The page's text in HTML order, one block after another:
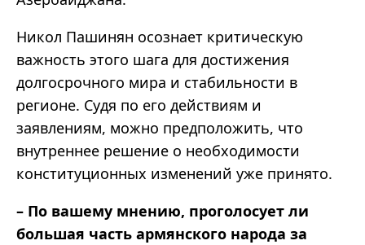
Никол Пашинян осознает критическую
важность этого шага для достижения
долгосрочного мира и стабильности в
регионе. Судя по его действиям и
заявлениям, можно предположить, что
внутреннее решение о необходимости
конституционных изменений уже принято.
– По вашему мнению, проголосует ли
большая часть армянского народа за